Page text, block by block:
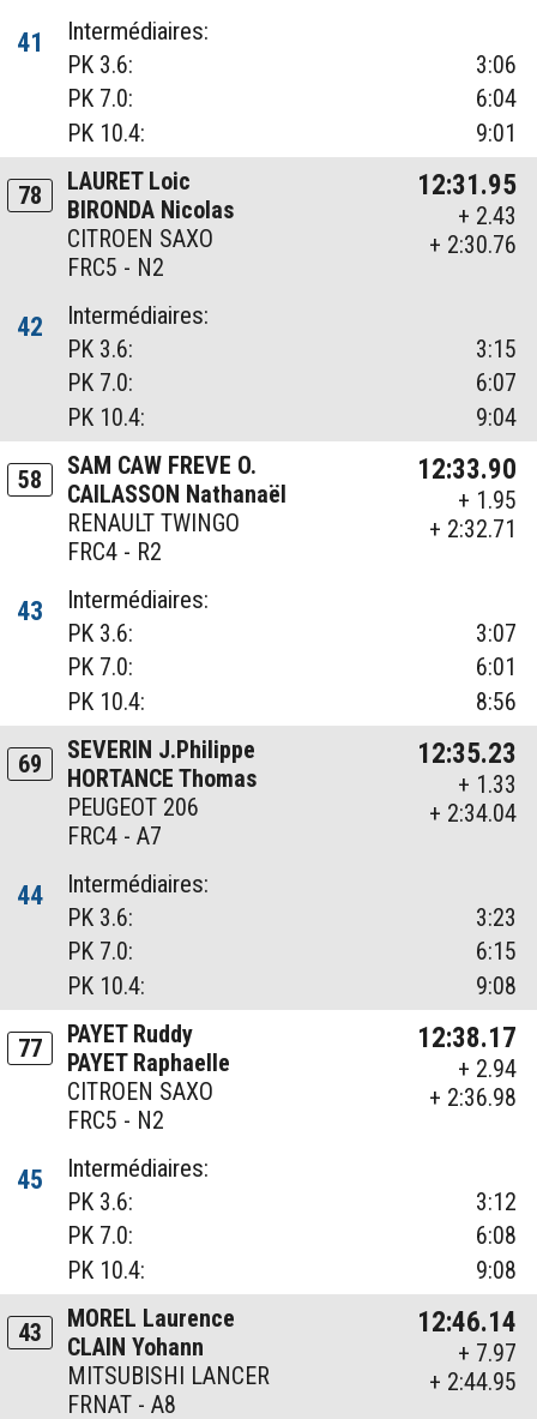
41
Intermédiaires:
PK 3.6:
3:06
PK 7.0:
6:04
PK 10.4:
9:01
78
LAURET Loic
BIRONDA Nicolas
CITROEN SAXO
FRC5 - N2
12:31.95
+ 2.43
+ 2:30.76
42
Intermédiaires:
PK 3.6:
3:15
PK 7.0:
6:07
PK 10.4:
9:04
58
SAM CAW FREVE O.
CAILASSON Nathanaël
RENAULT TWINGO
FRC4 - R2
12:33.90
+ 1.95
+ 2:32.71
43
Intermédiaires:
PK 3.6:
3:07
PK 7.0:
6:01
PK 10.4:
8:56
69
SEVERIN J.Philippe
HORTANCE Thomas
PEUGEOT 206
FRC4 - A7
12:35.23
+ 1.33
+ 2:34.04
44
Intermédiaires:
PK 3.6:
3:23
PK 7.0:
6:15
PK 10.4:
9:08
77
PAYET Ruddy
PAYET Raphaelle
CITROEN SAXO
FRC5 - N2
12:38.17
+ 2.94
+ 2:36.98
45
Intermédiaires:
PK 3.6:
3:12
PK 7.0:
6:08
PK 10.4:
9:08
43
MOREL Laurence
CLAIN Yohann
MITSUBISHI LANCER
FRNAT - A8
12:46.14
+ 7.97
+ 2:44.95